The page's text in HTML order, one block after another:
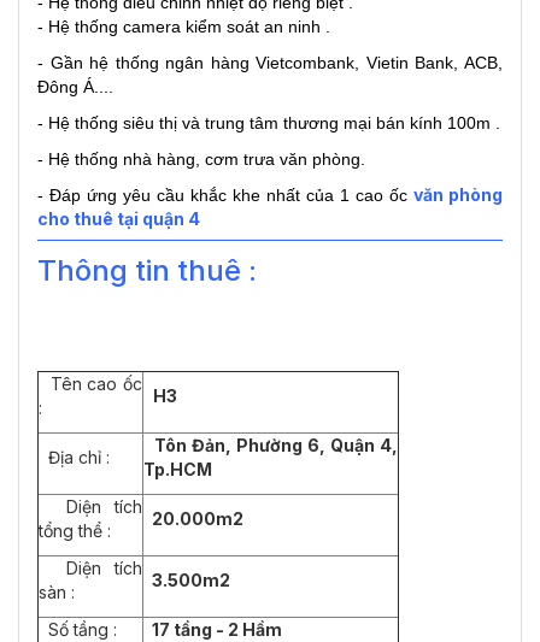
- Hệ thống camera kiểm soát an ninh .
- Gần hệ thống ngân hàng Vietcombank, Vietin Bank, ACB,
Đông Á....
- Hệ thống siêu thị và trung tâm thương mại bán kính 100m .
- Hệ thống nhà hàng, cơm trưa văn phòng.
- Đáp ứng yêu cầu khắc khe nhất của 1 cao ốc văn phòng
cho thuê tại quận 4
Thông tin thuê :
Tên cao ốc
:
H3
Địa chỉ :
Tôn Đản, Phường 6, Quận 4,
Tp.HCM
Diện tích
tổng thể :
20.000m2
Diện tích
sàn :
3.500m2
Số tầng :
17 tầng - 2 Hầm